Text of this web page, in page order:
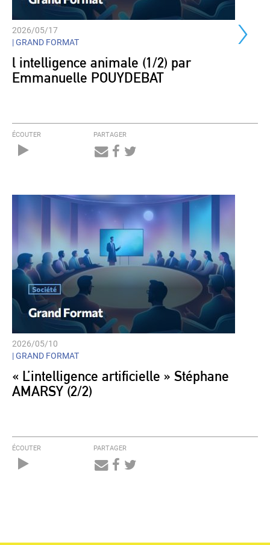
›
2026/05/17
| GRAND FORMAT
l intelligence animale (1/2) par
Emmanuelle POUYDEBAT
ÉCOUTER PARTAGER
2026/05/10
| GRAND FORMAT
« L’intelligence artificielle » Stéphane
AMARSY (2/2)
ÉCOUTER PARTAGER